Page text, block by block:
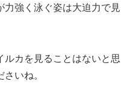
力強く泳ぐ姿は大迫力で見
ルカを見ることはないと思
いね。